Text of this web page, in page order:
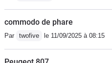
commodo de phare
Par twofive le 11/09/2025 à 08:15